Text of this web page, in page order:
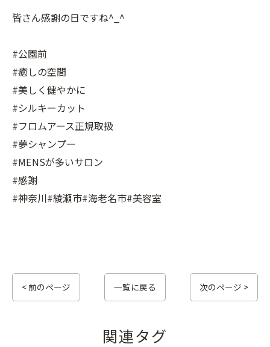
皆さん感謝の日ですね^_^
#公園前
#癒しの空間
#美しく健やかに
#シルキーカット
#フロムアース正規取扱
#夢シャンプー
#MENSが多いサロン
#感謝
#神奈川#綾瀬市#海老名市#美容室
< 前のページ 一覧に戻る 次のページ >
関連タグ